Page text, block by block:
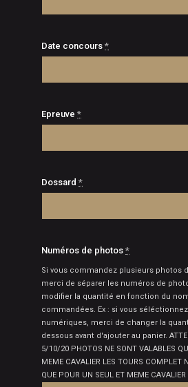
Date concours *
Epreuve *
Dossard *
Numéros de photos *
Si vous commandez plusieurs photos
merci de séparer les numéros de
modifier la quantité en fonction du
commandées. Ex : si vous
numériques, merci de changer la
dessous avant d'ajouter au panier.
5/10/20 PHOTOS NE SONT VALABLES
MEME CAVALIER LES TOURS COMPLET
QUE POUR UN SEUL ET MEME CAVALIER